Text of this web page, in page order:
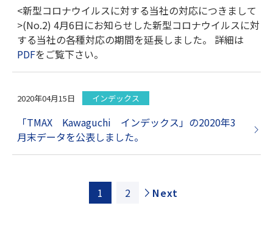
<新型コロナウイルスに対する当社の対応につきまして
>(No.2) 4月6日にお知らせした新型コロナウイルスに対
する当社の各種対応の期間を延長しました。 詳細は
PDFをご覧下さい。
2020年04月15日 インデックス
「TMAX Kawaguchi インデックス」の2020年3
月末データを公表しました。
1 2 Next